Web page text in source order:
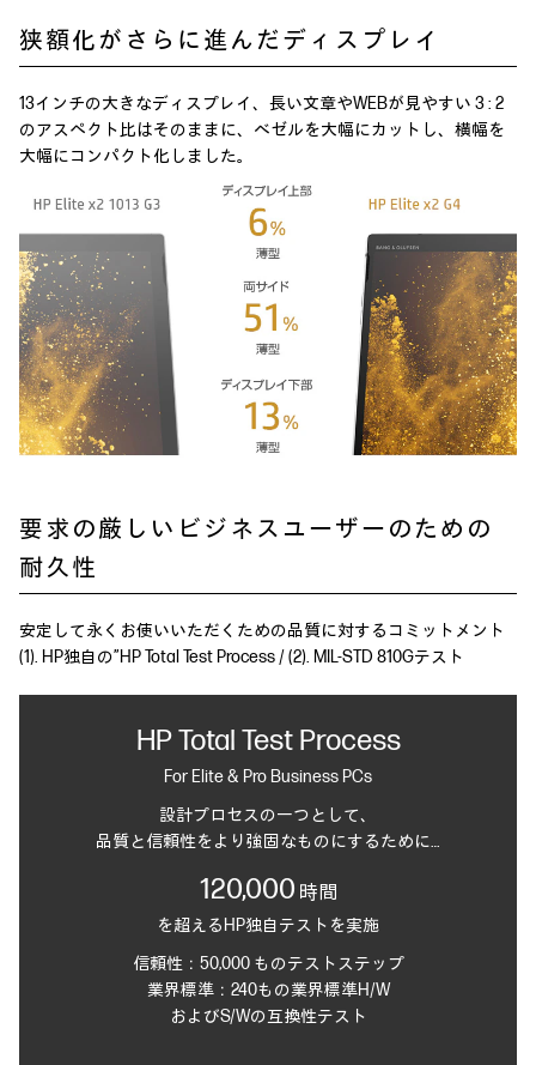
狭額化がさらに進んだディスプレイ
13インチの大きなディスプレイ、長い文章やWEBが見やすい 3 : 2
のアスペクト比はそのままに、ベゼルを大幅にカットし、横幅を
大幅にコンパクト化しました。
要求の厳しいビジネスユーザーのための
耐久性
安定して永くお使いいただくための品質に対するコミットメント
(1). HP独自の”HP Total Test Process / (2). MIL-STD 810Gテスト
HP Total Test Process
For Elite & Pro Business PCs
設計プロセスの一つとして、
品質と信頼性をより強固なものにするために…
120,000 時間
を超えるHP独自テストを実施
信頼性：50,000 ものテストステップ
業界標準：240もの業界標準H/W
およびS/Wの互換性テスト